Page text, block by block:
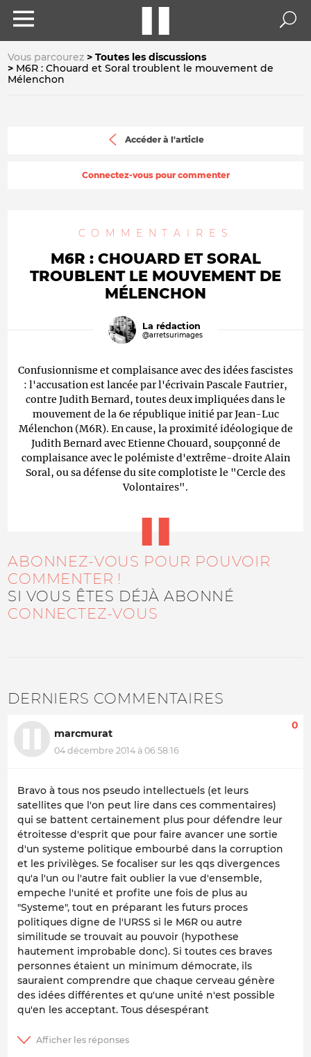
Vous parcourez
Toutes les discussions
M6R : Chouard et Soral troublent le mouvement de
Mélenchon
Accéder à l'article
Connectez-vous pour commenter
COMMENTAIRES
M6R : CHOUARD ET SORAL
TROUBLENT LE MOUVEMENT DE
MÉLENCHON
La rédaction
@arretsurimages
Confusionnisme et complaisance avec des idées fascistes
: l'accusation est lancée par l'écrivain Pascale Fautrier,
contre Judith Bernard, toutes deux impliquées dans le
mouvement de la 6e république initié par Jean-Luc
Mélenchon (M6R). En cause, la proximité idéologique de
Judith Bernard avec Etienne Chouard, soupçonné de
complaisance avec le polémiste d'extrême-droite Alain
Soral, ou sa défense du site complotiste le "Cercle des
Volontaires".
ABONNEZ-VOUS POUR POUVOIR
COMMENTER !
SI VOUS ÊTES DÉJÀ ABONNÉ
CONNECTEZ-VOUS
DERNIERS COMMENTAIRES
marcmurat
04 décembre 2014 à 06:58:16
0
Bravo à tous nos pseudo intellectuels (et leurs
satellites que l'on peut lire dans ces commentaires)
qui se battent certainement plus pour défendre leur
étroitesse d'esprit que pour faire avancer une sortie
d'un systeme politique embourbé dans la corruption
et les privilèges. Se focaliser sur les qqs divergences
qu'a l'un ou l'autre fait oublier la vue d'ensemble,
empeche l'unité et profite une fois de plus au
"Systeme", tout en préparant les futurs proces
politiques digne de l'URSS si le M6R ou autre
similitude se trouvait au pouvoir (hypothese
hautement improbable donc). Si toutes ces braves
personnes étaient un minimum démocrate, ils
sauraient comprendre que chaque cerveau génère
des idées différentes et qu'une unité n'est possible
qu'en les acceptant. Tous désespérant